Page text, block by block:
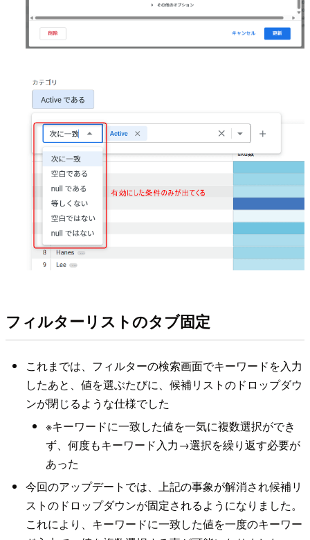
フィルターリストのタブ固定
これまでは、フィルターの検索画面でキーワードを入力
したあと、値を選ぶたびに、候補リストのドロップダウ
ンが閉じるような仕様でした
※キーワードに一致した値を一気に複数選択ができ
ず、何度もキーワード入力→選択を繰り返す必要が
あった
今回のアップデートでは、上記の事象が解消され候補リ
ストのドロップダウンが固定されるようになりました。
これにより、キーワードに一致した値を一度のキーワー